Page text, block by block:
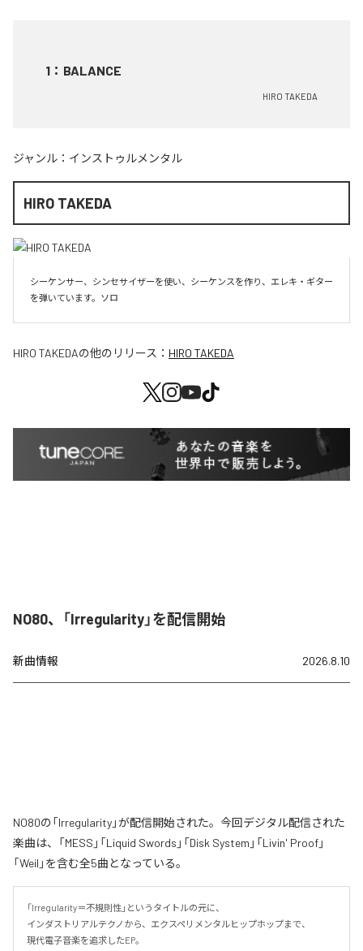
1 ： BALANCE
HIRO TAKEDA
ジャンル： インストゥルメンタル
HIRO TAKEDA
シーケンサー、シンセサイザーを使い、シーケンスを作り、エレキ・ギター
を弾いています。ソロ
HIRO TAKEDAの他のリリース： HIRO TAKEDA
NO80、「Irregularity」を配信開始
新曲情報 2026.8.10
NO80の「Irregularity」が配信開始された。今回デジタル配信された
楽曲は、「MESS」「Liquid Swords」「Disk System」「Livin' Proof」
「Weil」を含む全5曲となっている。
「Irregularity＝不規則性」というタイトルの元に、
インダストリアルテクノから、エクスペリメンタルヒップホップまで、
現代電子音楽を追求したEP。